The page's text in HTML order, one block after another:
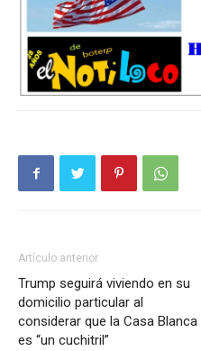
Artículo anterior
Trump seguirá viviendo en su
domicilio particular al
considerar que la Casa Blanca
es “un cuchitril”